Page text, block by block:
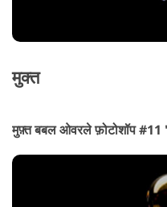
मुक्त
मुफ़्त बबल ओवरले फ़ोटोशॉप